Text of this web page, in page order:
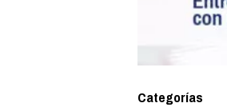
Categorías